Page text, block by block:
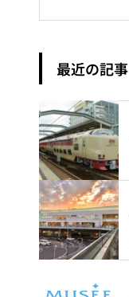
最近の記事